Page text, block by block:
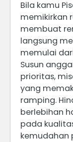
Bila kamu
memikirkan
membuat
langsung
memulai
Susun
prioritas,
yang
ramping.
berlebihan
pada
kemudahan